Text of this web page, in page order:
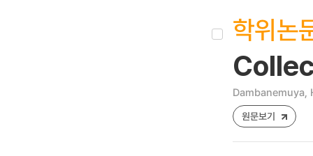
학위논
Dambanemuya,
원문보기